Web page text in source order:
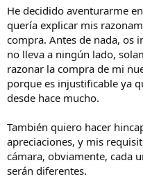
l
t
e
m
a
i
o
He decidido aventurarme
quería explicar mis
compra. Antes de nada, os
no lleva a ningún lado,
razonar la compra de mi
porque es injustificable ya
desde hace mucho.
También quiero hacer
apreciaciones, y mis
cámara, obviamente, cada
serán diferentes.